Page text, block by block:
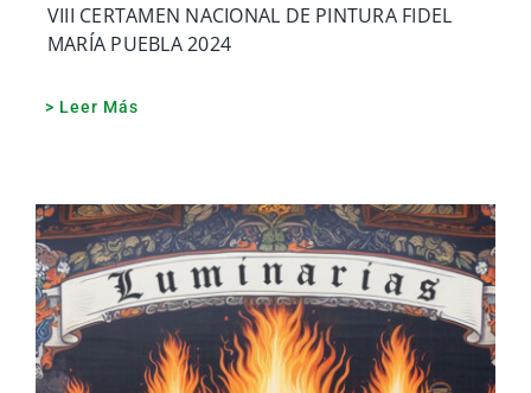
VIII CERTAMEN NACIONAL DE PINTURA FIDEL
MARÍA PUEBLA 2024
> Leer Más